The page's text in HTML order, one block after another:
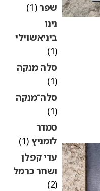
שפר(1)
ביניאשוילי
סלה מנקה
סלה־מנקה
סמדר
לומניץ(1)
עדי קפלן
ושחר כרמל
(2)